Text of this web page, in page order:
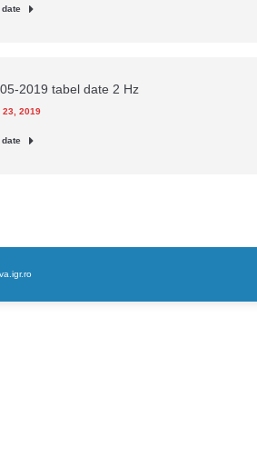
date
2019 tabel date 2 Hz
23, 2019
date